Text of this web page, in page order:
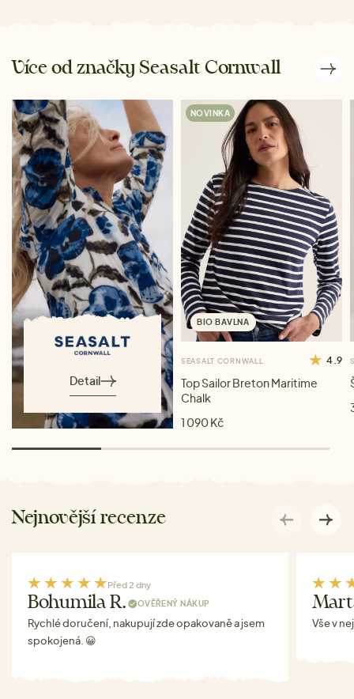
Více od značky Seasalt Cornwall
Detail
NOVINKA
BIO BAVLNA
SEASALT CORNWALL 4.9
Top Sailor Breton Maritime
Chalk
1 090 Kč
Nejnovější recenze
Před 2 dny
Bohumila R. OVĚŘENÝ NÁKUP
Rychlé doručení, nakupují zde opakovaně a jsem
spokojená. 😀
Vše v